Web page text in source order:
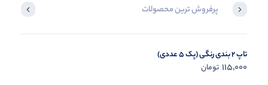
پرفروش ترین محصولات
تاپ 2 بندی رنگی (پک 5 عددی)
115,000 تومان
تاپ حلقه ای پاپیونی (پک 4 عددی)
179,000 تومان